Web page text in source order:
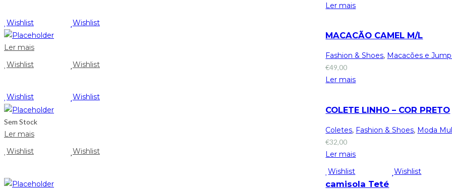
Ler mais
Wishlist
Wishlist
Ler mais
Wishlist
Wishlist
MACACÃO CAMEL M/L
Fashion & Shoes, Macacões e
€49,00
Ler mais
Wishlist
Wishlist
Sem Stock
Ler mais
Wishlist
Wishlist
COLETE LINHO – COR PRETO
Coletes, Fashion & Shoes, Moda
€32,00
Ler mais
Wishlist
Wishlist
camisola Teté